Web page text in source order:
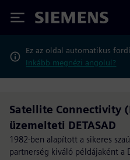
Siemens
Ez az oldal automatikus
Inkább megnézi angolul?
Satellite Connectivity
üzemelteti DETASAD
1982-ben alapított a sikeres
partnerség kiváló példájaként a